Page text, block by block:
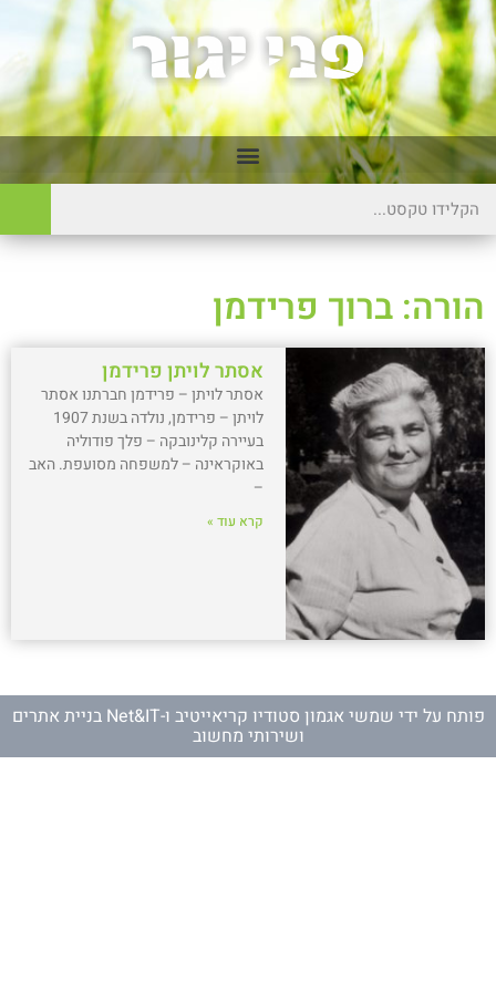
הורה: ברוך פרידמן
אסתר לויתן פרידמן
אסתר לויתן – פרידמן חברתנו אסתר
לויתן – פרידמן, נולדה בשנת 1907
בעיירה קלינובקה – פלך פודוליה
באוקראינה – למשפחה מסועפת. האב
–
קרא עוד »
פותח על ידי שמשי אגמון סטודיו קריאייטיב ו- Net&IT בניית אתרים
ושירותי מחשוב